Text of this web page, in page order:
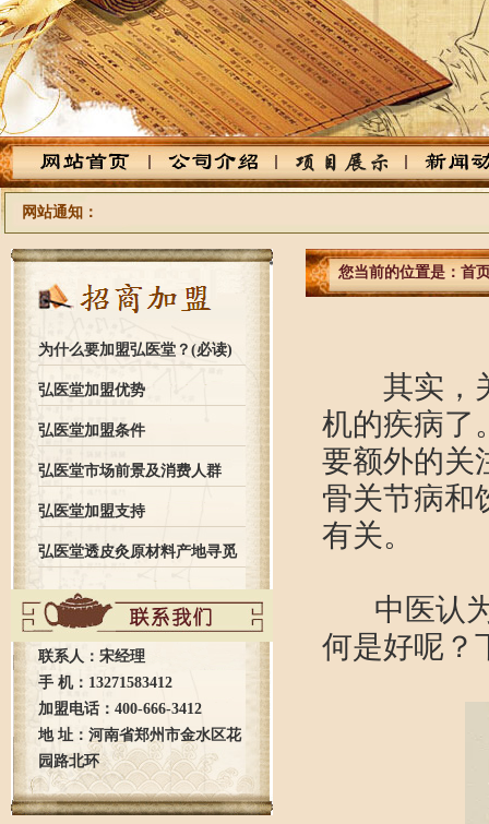
网站通知：
为什么要加盟弘医堂？(必读)
弘医堂加盟优势
弘医堂加盟条件
弘医堂市场前景及消费人群
弘医堂加盟支持
弘医堂透皮灸原材料产地寻觅
之旅全记录
联系人：宋经理
手 机：13271583412
加盟电话：400-666-3412
地 址：河南省郑州市金水区花
园路北环
您当前的位置是： 首
其实，关
机的疾病了
要额外的关
骨关节病和
有关。
中医认为
何是好呢